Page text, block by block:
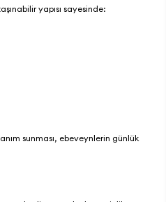
yapısı sayesinde:
sunması, ebeveynlerin günlük